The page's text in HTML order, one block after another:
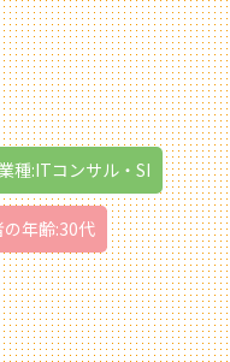
種:ITコンサル・SI
年齢:30代